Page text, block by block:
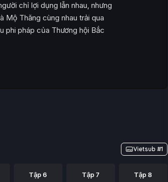
chỉ lợi dụng lẫn nhau, nhưng
Mộ Thăng cùng nhau trải qua
phi pháp của Thương hội Bắc
Vietsub #1
Tập 6 Tập 7 Tập 8